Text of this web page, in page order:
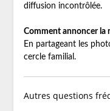
diffusion incontrôlée.
Comment annoncer la
En partageant les
cercle familial.
Autres questions